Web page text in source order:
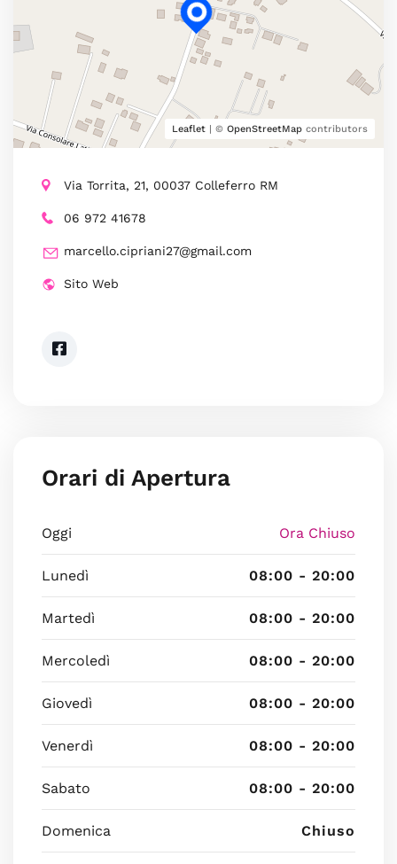
Leaflet | © OpenStreetMap contributors
Via Torrita, 21, 00037 Colleferro RM
06 972 41678
marcello.cipriani27@gmail.com
Sito Web
Orari di Apertura
Oggi Ora Chiuso
Lunedì 08:00 - 20:00
Martedì 08:00 - 20:00
Mercoledì 08:00 - 20:00
Giovedì 08:00 - 20:00
Venerdì 08:00 - 20:00
Sabato 08:00 - 20:00
Domenica Chiuso